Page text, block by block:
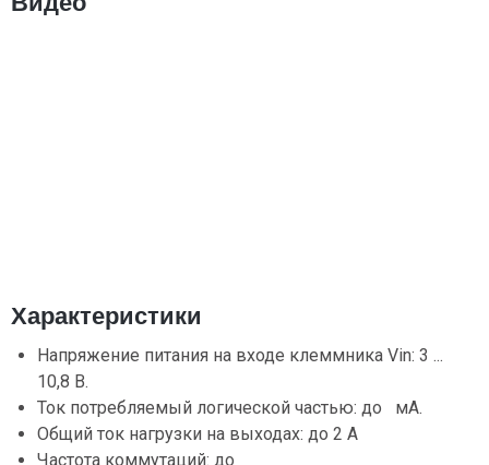
Характеристики
Напряжение питания на входе клеммника Vin: 3 ...
10,8 В.
Ток потребляемый логической частью: до мА.
Общий ток нагрузки на выходах: до 2 А
Частота коммутаций: до